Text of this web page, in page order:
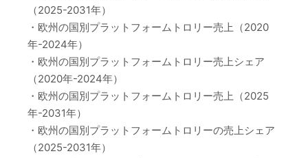
（2025-2031年）
・欧州の国別プラットフォームトロリー売上（2020
年-2024年）
・欧州の国別プラットフォームトロリー売上シェア
（2020年-2024年）
・欧州の国別プラットフォームトロリー売上（2025
年-2031年）
・欧州の国別プラットフォームトロリーの売上シェア
（2025-2031年）